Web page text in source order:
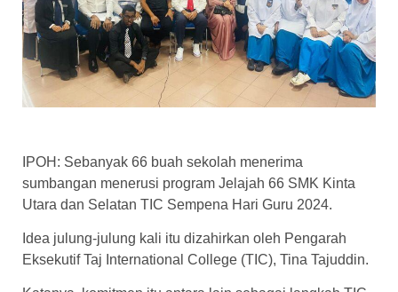
IPOH: Sebanyak 66 buah sekolah menerima
sumbangan menerusi program Jelajah 66 SMK Kinta
Utara dan Selatan TIC Sempena Hari Guru 2024.
Idea julung-julung kali itu dizahirkan oleh Pengarah
Eksekutif Taj International College (TIC), Tina Tajuddin.